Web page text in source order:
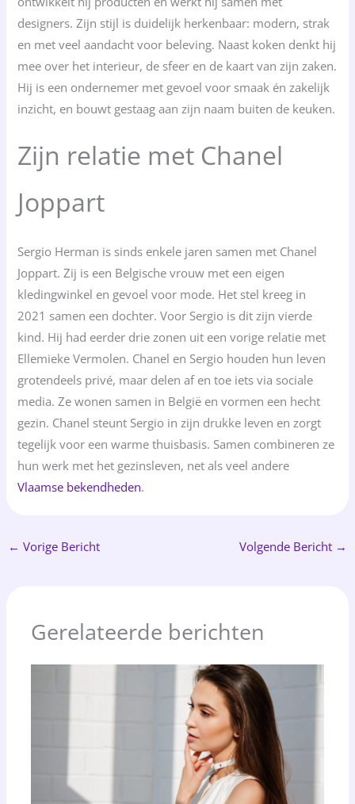
designers. Zijn stijl is duidelijk herkenbaar: modern, strak
en met veel aandacht voor beleving. Naast koken denkt hij
mee over het interieur, de sfeer en de kaart van zijn zaken.
Hij is een ondernemer met gevoel voor smaak én zakelijk
inzicht, en bouwt gestaag aan zijn naam buiten de keuken.
Zijn relatie met Chanel
Joppart
Sergio Herman is sinds enkele jaren samen met Chanel
Joppart. Zij is een Belgische vrouw met een eigen
kledingwinkel en gevoel voor mode. Het stel kreeg in
2021 samen een dochter. Voor Sergio is dit zijn vierde
kind. Hij had eerder drie zonen uit een vorige relatie met
Ellemieke Vermolen. Chanel en Sergio houden hun leven
grotendeels privé, maar delen af en toe iets via sociale
media. Ze wonen samen in België en vormen een hecht
gezin. Chanel steunt Sergio in zijn drukke leven en zorgt
tegelijk voor een warme thuisbasis. Samen combineren ze
hun werk met het gezinsleven, net als veel andere
Vlaamse bekendheden.
← Vorige Bericht Volgende Bericht →
Gerelateerde berichten